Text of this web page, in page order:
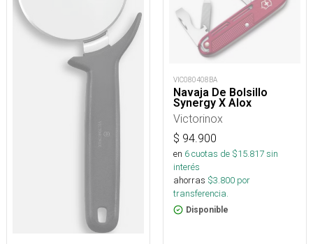
VIC080408BA
Navaja De Bolsillo
Synergy X Alox
Victorinox
$ 94.900
en 6cuotas de $15.817sin
interés
ahorras $3.800 por
transferencia.
Disponible